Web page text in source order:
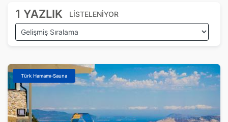
1 YAZLIK LİSTELENİYOR
Türk Hamamı-Sauna